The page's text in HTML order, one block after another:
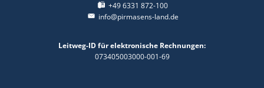
+49 6331 872-100
info@pirmasens-land.de
Leitweg-ID für elektronische Rechnungen:
073405003000-001-69